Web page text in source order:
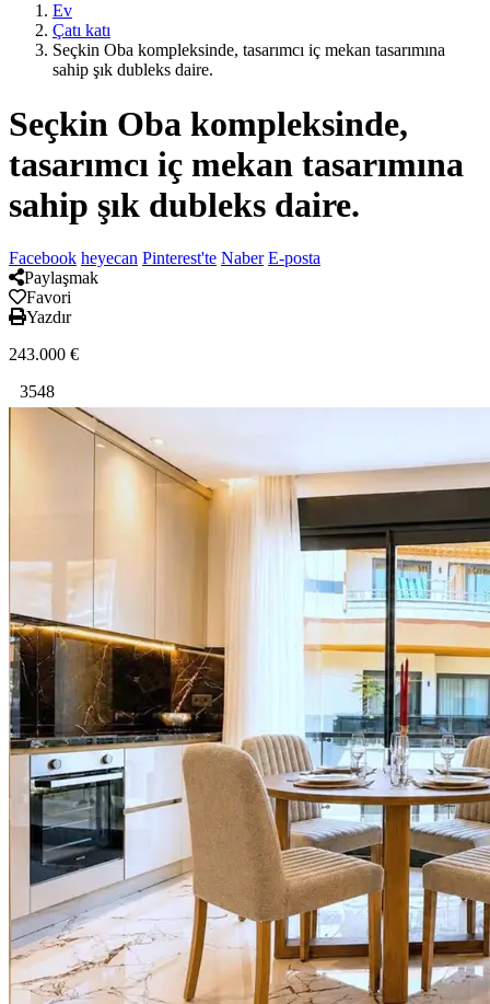
Ev
Çatı katı
Seçkin Oba kompleksinde, tasarımcı iç mekan tasarımına
sahip şık dubleks daire.
Seçkin Oba kompleksinde,
tasarımcı iç mekan tasarımına
sahip şık dubleks daire.
Facebook heyecan Pinterest'te Naber E-posta
Paylaşmak
Favori
Yazdır
243.000 €
3548